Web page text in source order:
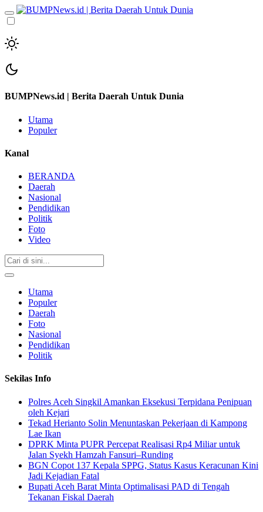
BUMPNews.id | Berita Daerah Untuk Dunia
Utama
Populer
Kanal
BERANDA
Daerah
Nasional
Pendidikan
Politik
Foto
Video
Utama
Populer
Daerah
Foto
Nasional
Pendidikan
Politik
Sekilas Info
Polres Aceh Singkil Amankan Eksekusi Terpidana Penipuan
oleh Kejari
Tekad Herianto Solin Menuntaskan Pekerjaan di Kampong
Lae Ikan
DPRK Minta PUPR Percepat Realisasi Rp4 Miliar untuk
Jalan Syekh Hamzah Fansuri–Runding
BGN Copot 137 Kepala SPPG, Status Kasus Keracunan Kini
Jadi Kejadian Fatal
Bupati Aceh Barat Minta Optimalisasi PAD di Tengah
Tekanan Fiskal Daerah